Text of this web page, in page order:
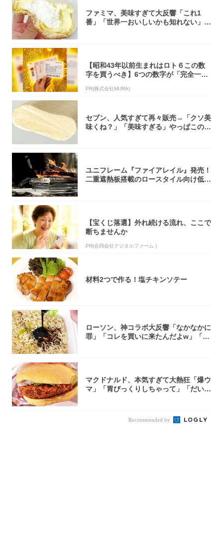
ファミマ、美味すぎて大反響「これ1
番」「世界一おいしいかも知れない」
【昭和43年以前生まれはロト６この数
字を買うべき】6つの数字が「完全一
PR(株式会社MURA)
セブン、人気すぎて再々販売→「クソ美
味くね？」「美味すぎる」やっぱこのク
ユニフレーム『ファイアレイル』発売！
二重遮熱板搭載のロースタイル向け低型
【宝くじ落選】外れ続ける流れ、ここで
断ちませんか
PR(合同会社デジタルファーム )
材料2つで作る！塩チキンソテー
ローソン、神コラボ大反響「なかなかに
罪」「コレを買いに来たんだよw」「３
マクドナルド、本気すぎて大熱狂「爆ウ
マ」「胃びっくりしちゃって」「だいぶ
Recommended by